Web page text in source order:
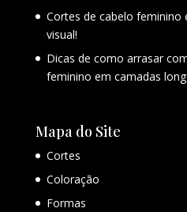
Cortes de cabelo feminino
visual!
Dicas de como arrasar
feminino em camadas
Mapa do Site
Cortes
Coloração
Formas